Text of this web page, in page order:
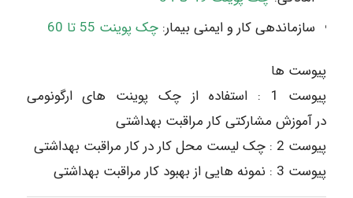
سازماندهی کار و ایمنی بیمار: چک پوینت 55 تا 60
پیوست ها
پیوست 1 : استفاده از چک پوینت های ارگونومی
در آموزش مشارکتی کار مراقبت بهداشتی
پیوست 2 : چک لیست محل کار در کار مراقبت بهداشتی
پیوست 3 : نمونه هایی از بهبود کار مراقبت بهداشتی